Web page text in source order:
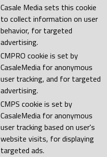
Casale Media sets this cookie
to collect information on user
behavior, for targeted
advertising.
CMPRO cookie is set by
CasaleMedia for anonymous
user tracking, and for targeted
advertising.
CMPS cookie is set by
CasaleMedia for anonymous
user tracking based on user's
website visits, for displaying
targeted ads.